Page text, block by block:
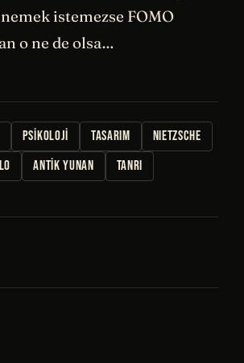
istemezse FOMO
o ne de olsa…
PSIKOLOJI TASARIM
NIETZSCHE
ANTIK YUNAN TANRI